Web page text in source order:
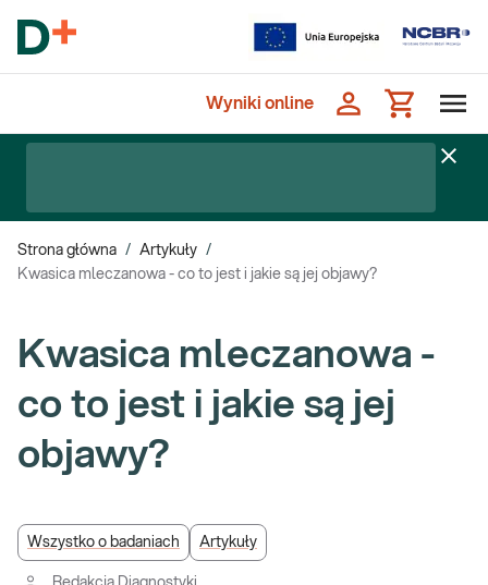
Wyniki online
Strona główna / Artykuły /
Kwasica mleczanowa - co to jest i jakie są jej objawy?
Kwasica mleczanowa -
co to jest i jakie są jej
objawy?
Wszystko o badaniach Artykuły